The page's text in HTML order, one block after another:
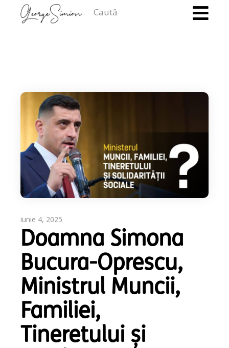
iunie 4, 2025
Doamna Simona
Bucura-Oprescu,
Ministrul Muncii,
Familiei,
Tineretului și